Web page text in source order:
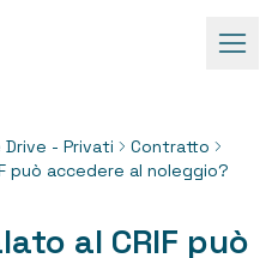
Drive - Privati
Contratto
può accedere al noleggio?
al CRIF può